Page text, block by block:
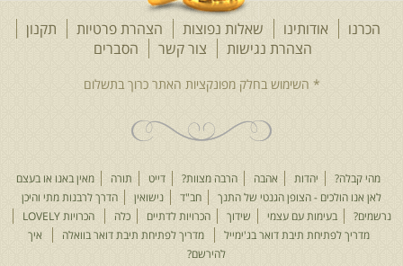
הכרנו אודותינו שאלות נפוצות הצהרת פרטיות
תקנון
הצהרת נגישות
צור קשר הסברים
מהי קבלה? יהדות אהבה הרבה מצוות? דייט תורה
מאין באנו או בעצם
לאן אנו הולכים - הצופן הגנטי של התנך
חב"ד נישואין
הדרך לרבנות מתי והיכן
נרשמים?
בעימות עם עצמי שידוך הכרויות לדתיים כלה
הכרויות LOVELY
מדריך לפתיחת תיבת דואר בג'ימייל
מדריך לפתיחת תיבת דואר בוואלה
איך
להירשם?